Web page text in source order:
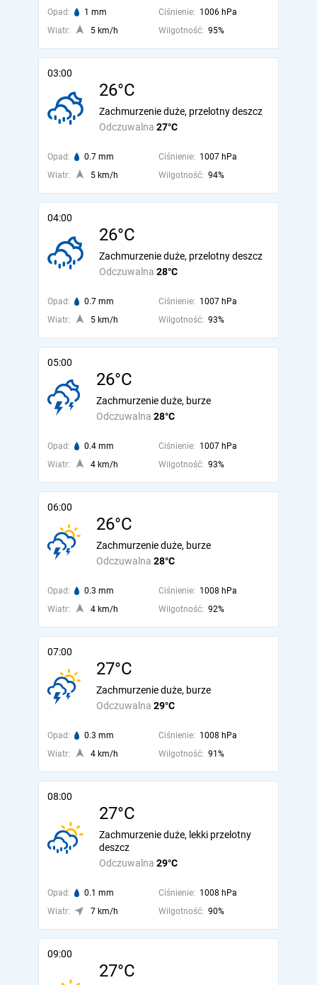
Opad: 1 mm Ciśnienie: 1006 hPa
Wiatr:
5 km/h Wilgotność: 95%
03:00
26°C
Odczuwalna 27°C
Zachmurzenie duże, przelotny deszcz
Opad: 0.7 mm Ciśnienie: 1007 hPa
Wiatr:
5 km/h Wilgotność: 94%
04:00
26°C
Odczuwalna 28°C
Zachmurzenie duże, przelotny deszcz
Opad: 0.7 mm Ciśnienie: 1007 hPa
Wiatr:
5 km/h Wilgotność: 93%
05:00
26°C
Odczuwalna 28°C
Zachmurzenie duże, burze
Opad: 0.4 mm Ciśnienie: 1007 hPa
Wiatr:
4 km/h Wilgotność: 93%
06:00
26°C
Odczuwalna 28°C
Zachmurzenie duże, burze
Opad: 0.3 mm Ciśnienie: 1008 hPa
Wiatr:
4 km/h Wilgotność: 92%
07:00
27°C
Odczuwalna 29°C
Zachmurzenie duże, burze
Opad: 0.3 mm Ciśnienie: 1008 hPa
Wiatr:
4 km/h Wilgotność: 91%
08:00
27°C
Odczuwalna 29°C
Zachmurzenie duże, lekki przelotny
deszcz
Opad: 0.1 mm Ciśnienie: 1008 hPa
Wiatr:
7 km/h Wilgotność: 90%
09:00
27°C